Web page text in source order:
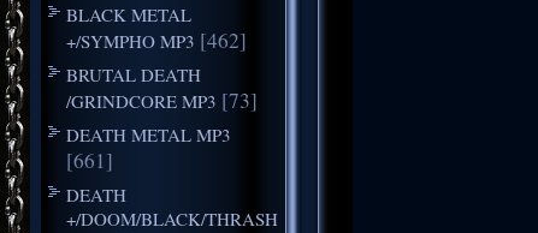
BLACK METAL
+/SYMPHO MP3 [462]
BRUTAL DEATH
/GRINDCORE MP3 [73]
DEATH METAL MP3
[661]
DEATH
+/DOOM/BLACK/THRASH